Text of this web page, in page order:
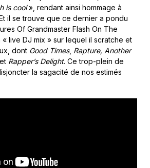
is cool», rendant ainsi hommage à
il se trouve que ce dernier a pondu
Of Grandmaster Flash On The
live DJ mix » sur lequel il scratche et
dont Good Times, Rapture, Another
Rapper’s Delight. Ce trop-plein de
la sagacité de nos estimés